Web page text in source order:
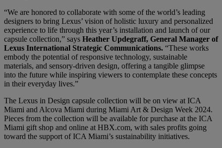
“We are honored to collaborate with some of the world’s leading
designers to bring Lexus’ vision of holistic luxury and personalized
experience to life through this year’s installation and launch of our
capsule collection,” says Heather Updegraff, ​​General Manager of
Lexus International Strategic Communications. “These works
embody the potential of responsive technology, sustainable
materials, and sensory-driven design, offering a tangible glimpse
into the future while inspiring viewers to contemplate these concepts
in their everyday lives.”
The Lexus in Design capsule collection will be on view at ICA
Miami and Alcova Miami during Miami Art & Design Week 2024.
Pieces from the collection will be available for purchase at the ICA
Miami gift shop and online at HBX.com, with sales profits going
toward the support of ICA Miami’s sustainability initiatives.